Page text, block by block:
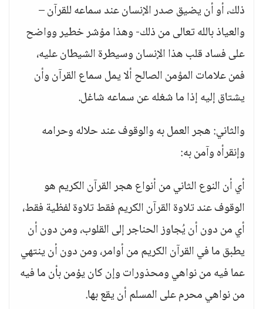
ذلك، أو أن يضيق صدر الإنسان عند سماعه للقرآن –
والعياذ بالله تعالى من ذلك- وهذا مؤشر خطير وواضح
على فساد قلب هذا الإنسان وسيطرة الشيطان عليه،
فمن علامات المؤمن الصالح ألا يمل سماع القرآن وأن
يشتاق إليه إذا ما شغله عن سماعه شاغل.
والثاني: هجر العمل به والوقوف عند حلاله وحرامه
وإنقرأه وآمن به:
أي أن النوع الثاني من أنواع هجر القرآن الكريم هو
الوقوف عند تلاوة القرآن الكريم فقط تلاوة لفظية فقط،
أي من دون أن يُجاوز الحناجر إلى القلوب، ومن دون أن
يطبق ما في القرآن الكريم من أوامر، ومن دون أن ينتهي
عما فيه من نواهي ومحذورات وإن كان يؤمن بأن ما فيه
من نواهي محرم على المسلم أن يقع بها.